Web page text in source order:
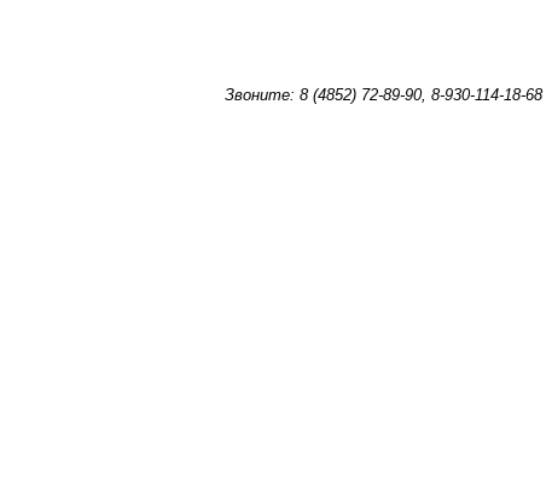
Звоните: 8 (4852) 72-89-90, 8-930-114-18-68